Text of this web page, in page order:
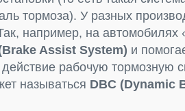
тормоза). У разных
например, на автомобилях
Assist System) и
рабочую тормозную
называться DBC (Dynamic